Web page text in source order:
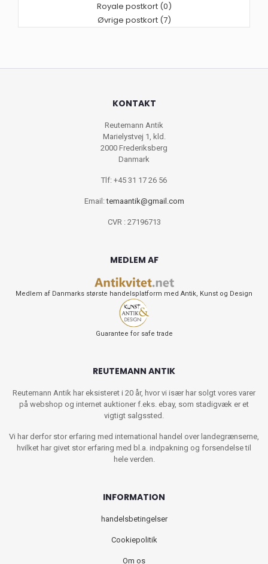
Royale postkort (0)
Øvrige postkort (7)
KONTAKT
Reutemann Antik
Marielystvej 1, kld.
2000 Frederiksberg
Danmark
Tlf: +45 31 17 26 56
Email:temaantik@gmail.com
CVR : 27196713
MEDLEM AF
Medlem af Danmarks største handelsplatform med Antik, Kunst og Design
Guarantee for safe trade
REUTEMANN ANTIK
Reutemann Antik har eksisteret i 20 år, hvor vi især har solgt vores varer
på webshop og internet auktioner f.eks. ebay, som stadigvæk er et
vigtigt salgssted.
Vi har derfor stor erfaring med international handel over landegrænserne,
hvilket har givet stor erfaring med bl.a. indpakning og forsendelse til
hele verden.
INFORMATION
handelsbetingelser
Cookiepolitik
Om os